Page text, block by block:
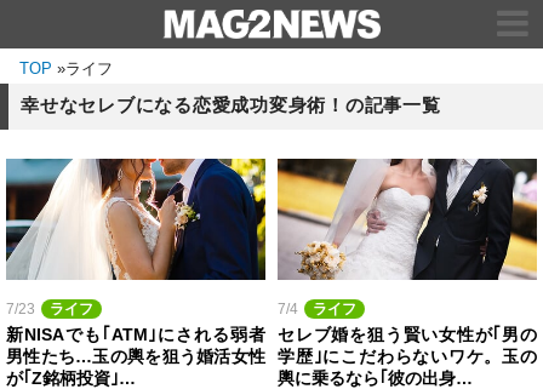
TOP »ライフ
幸せなセレブになる恋愛成功変身術！の記事一覧
7/23 ライフ
新NISAでも｢ATM｣にされる弱者
男性たち…玉の輿を狙う婚活女性
が｢Z銘柄投資｣…
7/4 ライフ
セレブ婚を狙う賢い女性が｢男の
学歴｣にこだわらないワケ。玉の
輿に乗るなら｢彼の出身…